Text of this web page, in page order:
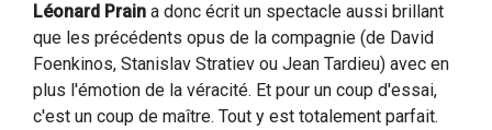
Léonard Prain a donc écrit un spectacle aussi brillant
que les précédents opus de la compagnie (de David
Foenkinos, Stanislav Stratiev ou Jean Tardieu) avec en
plus l'émotion de la véracité. Et pour un coup d'essai,
c'est un coup de maître. Tout y est totalement parfait.